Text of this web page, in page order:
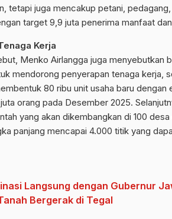
tetapi juga mencakup petani,
target 9,9 juta penerima manfaat
Kerja
Menko Airlangga juga menyebutkan
mendorong penyerapan tenaga kerja,
80 ribu unit usaha baru dengan
orang pada Desember 2025.
yang akan dikembangkan di 100
panjang mencapai 4.000 titik yang
Langsung dengan Gubernur
Bergerak di Tegal